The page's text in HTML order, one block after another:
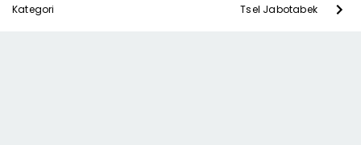
Kategori Tsel Jabotabek